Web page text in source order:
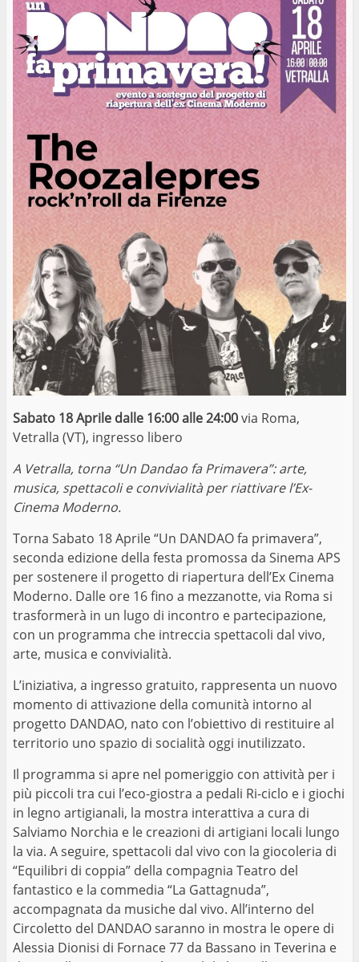
Sabato 18 Aprile dalle 16:00 alle 24:00via Roma,
Vetralla (VT), ingresso libero
A Vetralla, torna “Un Dandao fa Primavera”: arte,
musica, spettacoli e convivialità per riattivare l’Ex-
Cinema Moderno.
Torna Sabato 18 Aprile “Un DANDAO fa primavera”,
seconda edizione della festa promossa da Sinema APS
per sostenere il progetto di riapertura dell’Ex Cinema
Moderno. Dalle ore 16 fino a mezzanotte, via Roma si
trasformerà in un lugo di incontro e partecipazione,
con un programma che intreccia spettacoli dal vivo,
arte, musica e convivialità.
L’iniziativa, a ingresso gratuito, rappresenta un nuovo
momento di attivazione della comunità intorno al
progetto DANDAO, nato con l’obiettivo di restituire al
territorio uno spazio di socialità oggi inutilizzato.
Il programma si apre nel pomeriggio con attività per i
più piccoli tra cui l’eco-giostra a pedali Ri-ciclo e i giochi
in legno artigianali, la mostra interattiva a cura di
Salviamo Norchia e le creazioni di artigiani locali lungo
la via. A seguire, spettacoli dal vivo con la giocoleria di
“Equilibri di coppia” della compagnia Teatro del
fantastico e la commedia “La Gattagnuda”,
accompagnata da musiche dal vivo. All’interno del
Circoletto del DANDAO saranno in mostra le opere di
Alessia Dionisi di Fornace 77 da Bassano in Teverina e